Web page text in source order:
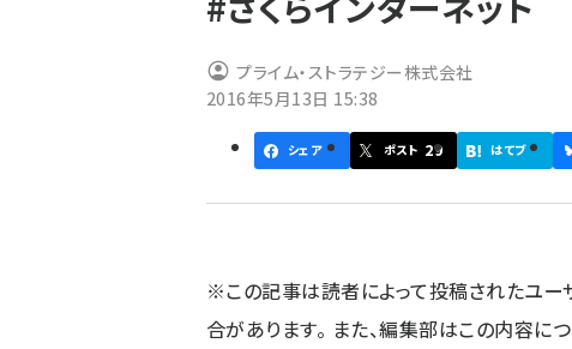
プライム・ストラテジー株式会社
2016年5月13日 15:38
シェア ポスト 29 はてブ
※この記事は読者によって投稿されたユ
合があります。 また、編集部はこの内容に